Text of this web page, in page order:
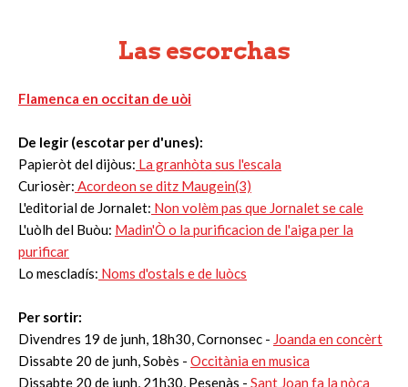
Las escorchas
Flamenca en occitan de uòi
De legir (escotar per d'unes):
Papieròt del dijòus: La granhòta sus l'escala
Curiosèr: Acordeon se ditz Maugein(3)
L'editorial de Jornalet: Non volèm pas que Jornalet se cale
L'uòlh del Buòu: Madin'Ò o la purificacion de l'aiga per la
purificar
Lo mescladís: Noms d'ostals e de luòcs
Per sortir:
Divendres 19 de junh, 18h30, Cornonsec - Joanda en concèrt
Dissabte 20 de junh, Sobès - Occitània en musica
Dissabte 20 de junh, 21h30, Pesenàs - Sant Joan fa la nòça